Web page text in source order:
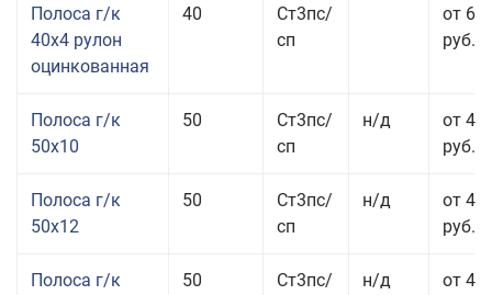
Полоса г/к
40x4 рулон
оцинкованная
40
Ст3пс/
сп
от 69
руб.
Полоса г/к
50x10
50
Ст3пс/
сп
н/д
от 44
руб.
Полоса г/к
50x12
50
Ст3пс/
сп
н/д
от 43
руб.
Полоса г/к
50
Ст3пс/
н/д
от 49